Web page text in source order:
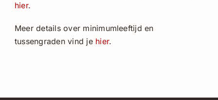
hier.
Meer details over minimumleeftijd en
tussengraden vind je hier.